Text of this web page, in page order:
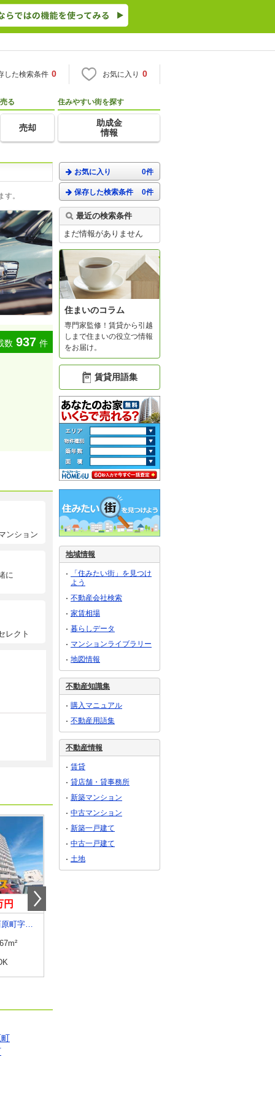
した検索条件 0 お気に入り 0
売る
売却
住みやすい街を探す
助成金
情報
。
数 937 件
ンション
に
レクト
円
沖縄県中頭郡西原町字小那覇
お気に入り 0件
保存した検索条件 0件
最近の検索条件
まだ情報がありません
住まいのコラム
専門家監修！賃貸から引越
しまで住まいの役立つ情報
をお届け。
賃貸用語集
地域情報
「住みたい街」を見つけ
よう
不動産会社検索
家賃相場
暮らしデータ
マンションライブラリー
地図情報
不動産知識集
購入マニュアル
不動産用語集
不動産情報
賃貸
貸店舗・貸事務所
新築マンション
中古マンション
新築一戸建て
中古一戸建て
土地